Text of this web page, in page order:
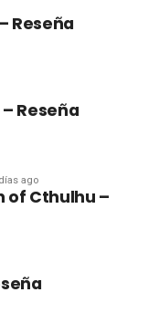
Reseña
– Reseña
ago
of Cthulhu –